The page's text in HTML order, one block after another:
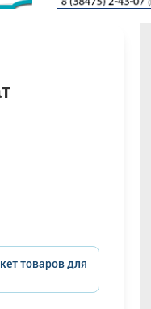
товаров для